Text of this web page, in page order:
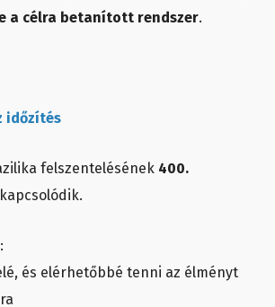
a célra betanított rendszer.
időzítés
felszentelésének 400.
kapcsolódik.
és elérhetőbbé tenni az élményt